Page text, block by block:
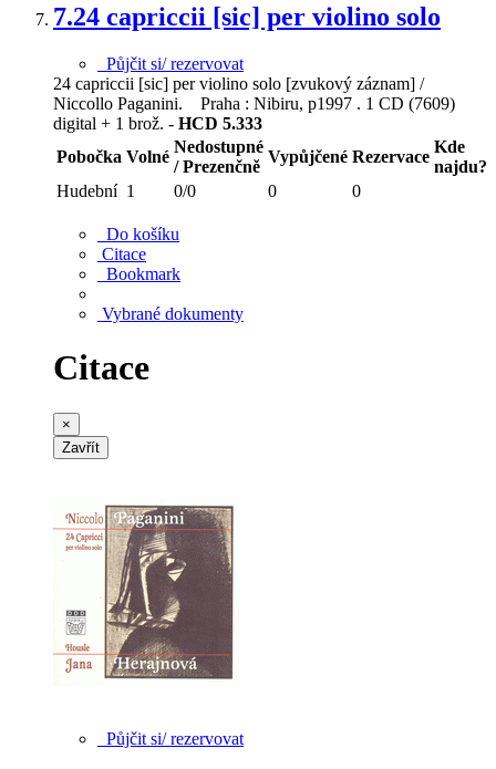
7.24 capriccii [sic] per violino solo
Půjčit si/ rezervovat
24 capriccii [sic] per violino solo [zvukový záznam] /
Niccollo Paganini. Praha : Nibiru, p1997 . 1 CD (7609)
digital + 1 brož. - HCD 5.333
Pobočka Volné
Nedostupné
/ Prezenčně
Vypůjčené Rezervace
Kde
najdu?
Hudební 1 0/0 0 0
Do košíku
Citace
Bookmark
Vybrané dokumenty
Citace
×
Zavřít
Půjčit si/ rezervovat